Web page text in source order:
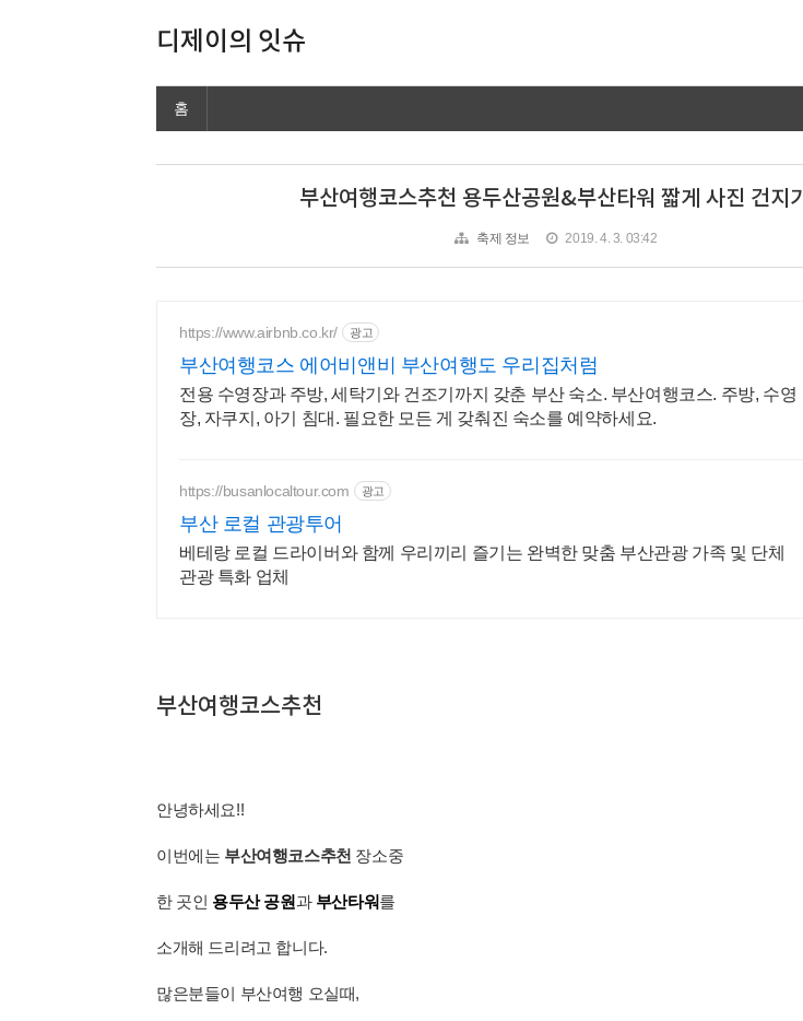
디제이의 잇슈
홈
부산여행코스추천 용두산공원&부산타워 짧게 사진 건지기
축제 정보 2019. 4. 3. 03:42
https://www.airbnb.co.kr/ 광고
부산여행코스 에어비앤비 부산여행도 우리집처럼
전용 수영장과 주방, 세탁기와 건조기까지 갖춘 부산 숙소. 부산여행코스. 주방, 수영
장, 자쿠지, 아기 침대. 필요한 모든 게 갖춰진 숙소를 예약하세요.
https://busanlocaltour.com 광고
부산 로컬 관광투어
베테랑 로컬 드라이버와 함께 우리끼리 즐기는 완벽한 맞춤 부산관광 가족 및 단체
관광 특화 업체
부산여행코스추천
안녕하세요!!
이번에는 부산여행코스추천 장소중
한 곳인 용두산 공원과 부산타워를
소개해 드리려고 합니다.
많은분들이 부산여행 오실때,